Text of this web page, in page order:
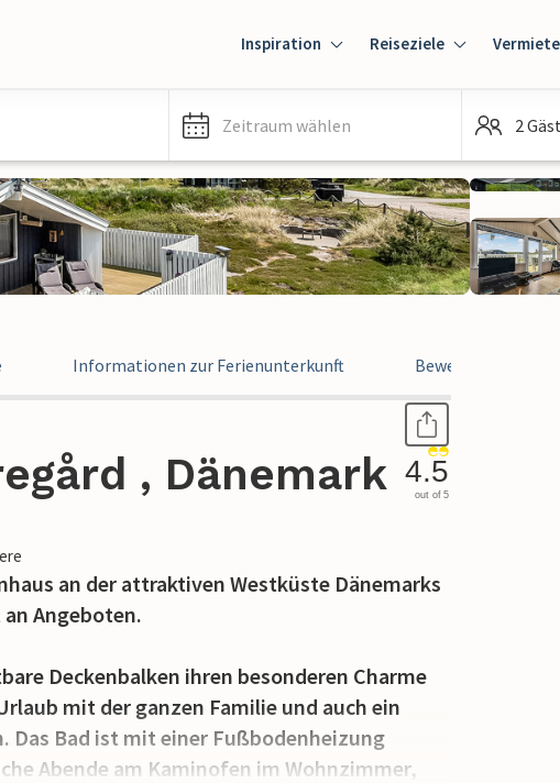
Inspiration Reiseziele
Zeitraum wählen 2
Informationen zur Ferienunterkunft Bewertungen
, Dänemark 4.5
out of 5
an der attraktiven Westküste Dänemarks
Angeboten.
Deckenbalken ihren besonderen Charme
mit der ganzen Familie und auch ein
Das Bad ist mit einer Fußbodenheizung
Abende am Kaminofen im Wohnzimmer,